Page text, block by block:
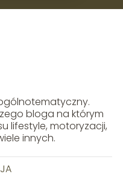
bloga na którym
lifestyle, motoryzacji,
innych.